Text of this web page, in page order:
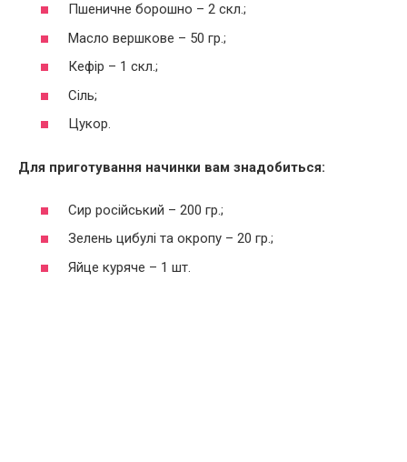
Пшеничне борошно – 2 скл.;
Масло вершкове – 50 гр.;
Кефір – 1 скл.;
Сіль;
Цукор.
Для приготування начинки вам знадобиться:
Сир російський – 200 гр.;
Зелень цибулі та окропу – 20 гр.;
Яйце куряче – 1 шт.